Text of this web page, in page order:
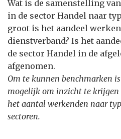
Wat is de samenstelling
in de sector Handel naar
groot is het aandeel
dienstverband? Is het
de sector Handel in de
afgenomen.
Om te kunnen benchmarken
mogelijk om inzicht te krijgen
het aantal werkenden naar
sectoren.